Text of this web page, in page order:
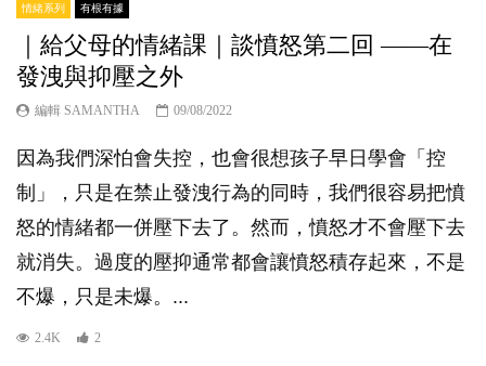
情緒系列 有根有據
｜給父母的情緒課｜談憤怒第二回 ——在
發洩與抑壓之外
編輯 SAMANTHA 09/08/2022
因為我們深怕會失控，也會很想孩子早日學會「控
制」，只是在禁止發洩行為的同時，我們很容易把憤
怒的情緒都一併壓下去了。然而，憤怒才不會壓下去
就消失。過度的壓抑通常都會讓憤怒積存起來，不是
不爆，只是未爆。...
2.4K 2